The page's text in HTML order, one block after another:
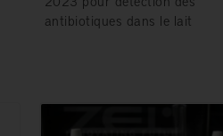
antibiotiques dans le lait